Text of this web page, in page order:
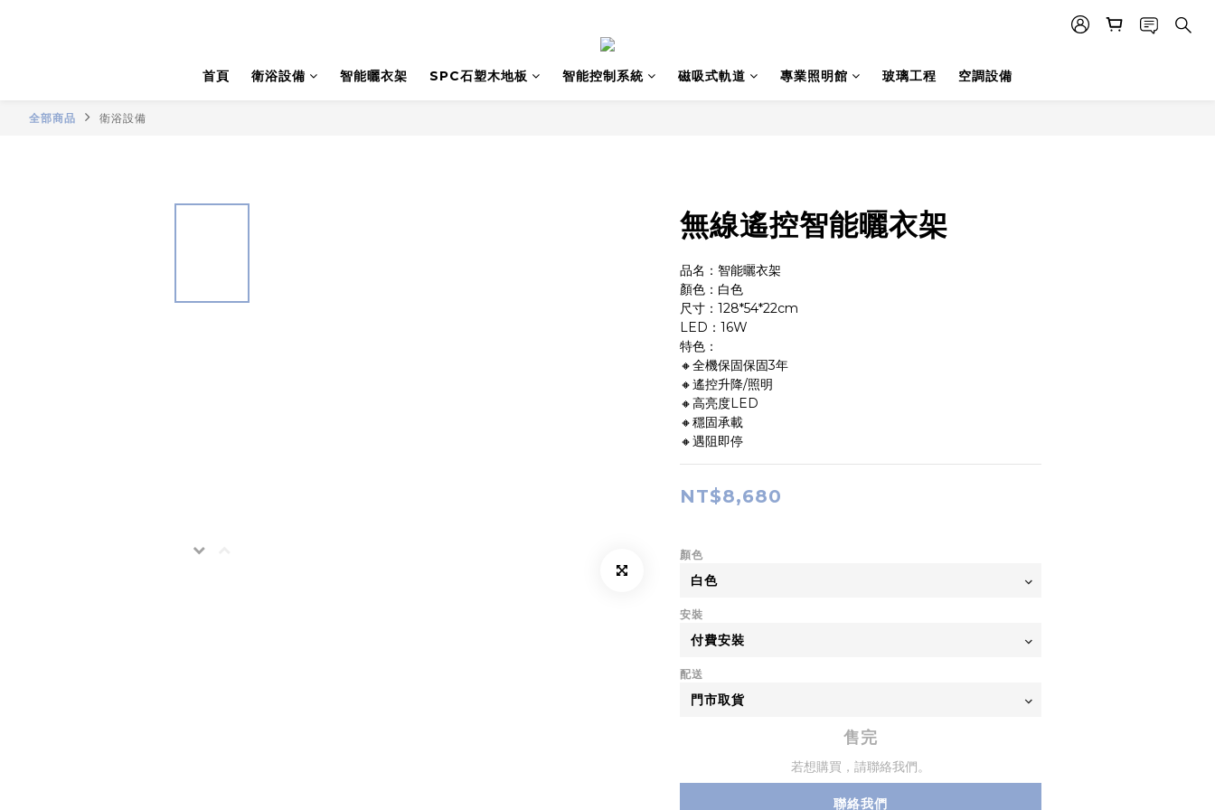
首頁 衛浴設備 智能曬衣架 SPC石塑木地板 智能控制系統 磁吸式軌道 專業照明館 玻璃工程 空調設備
全部商品 衛浴設備
無線遙控智能曬衣架
品名：智能曬衣架
顏色：白色
尺寸：128*54*22cm
LED：16W
特色：
🔸全機保固保固3年
🔸遙控升降/照明
🔸高亮度LED
🔸穩固承載
🔸遇阻即停
NT$8,680
顏色
安裝
配送
售完
若想購買，請聯絡我們。
聯絡我們